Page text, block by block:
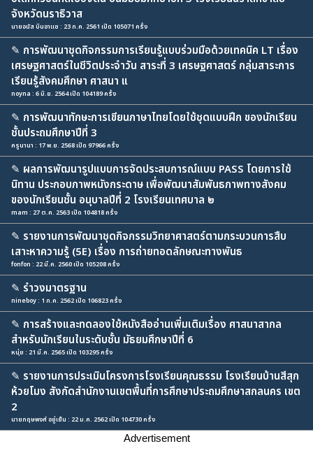
จังหวัดนราธิวาส
นายอนัส บินอาแซ : 23 ก.ค. 2561 เปิด 105071 ครั้ง
✎ การพัฒนาชุดกิจกรรมการเรียนรู้แบบร่วมมือด้วยเทคนิค LT เรื่อง
เศรษฐศาสตร์ในชีวิตประจำวัน สาระที่ 3 เศรษฐศาสตร์ กลุ่มสาระการ
เรียนรู้สังคมศึกษา ศาสนา แ
noyna : 6 มิ.ย. 2564 เปิด 104189 ครั้ง
✎ การพัฒนาทักษะการเขียนภาษาไทยโดยใช้ชุดแบบฝึก ของนักเรียน
ชั้นประถมศึกษาปีที่ 3
ครูนานา : 17 พ.ย. 2568 เปิด 97966 ครั้ง
✎ ผลการพัฒนารูปแบบการจัดประสบการณ์แบบ PASS โดยการใช้
นิทาน ประกอบภาพหนังกระดาษ เพื่อพัฒนาสัมพันธภาพทางสังคม
ของนักเรียนชั้น อนุบาลปีที่ 2 โรงเรียนเทศบาล ๒
mam : 27 ต.ค. 2563 เปิด 104818 ครั้ง
✎ รายงานการพัฒนาชุดกิจกรรมวิทยาศาสตร์ตามกระบวนการสืบ
เสาะหาความรู้ (5E) เรื่อง การถ่ายทอดลักษณะทางพันธ
fonfon : 22 มี.ค. 2560 เปิด 105208 ครั้ง
✎ รำวงมาตรฐาน
nineboy : 1 ก.ค. 2562 เปิด 106823 ครั้ง
✎ การสร้างและทดลองใช้หนังสืออ่านเพิ่มเติมเรื่อง ศาสนาสากล
สำหรับนักเรียนในระดับชั้น มัธยมศึกษาปีที่ 6
หนุ่ย : 21 มี.ค. 2565 เปิด 103295 ครั้ง
✎ รายงานการประเมินโครงการโรงเรียนคุณธรรม โรงเรียนบ้านสีสุก
ห้วยโมง สังกัดสำนักงานเขตพื้นที่การศึกษาประถมศึกษาสกลนคร เขต
2
นายกฤษพงศ์ อยู่เย็น : 22 ม.ค. 2562 เปิด 104730 ครั้ง
Advertisement